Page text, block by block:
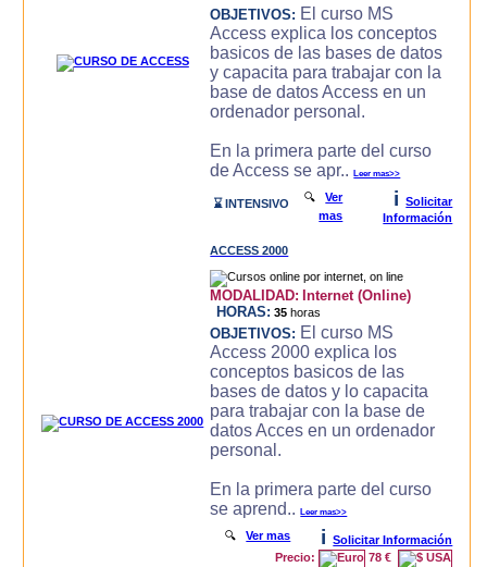
OBJETIVOS: El curso MS
Access explica los conceptos
basicos de las bases de datos
y capacita para trabajar con la
base de datos Access en un
ordenador personal.
En la primera parte del curso
de Access se apr..Leer mas>>
⌛ INTENSIVO 🔍Ver
mas
i
Solicitar
Información
ACCESS 2000
MODALIDAD: Internet (Online)
HORAS: 35 horas
OBJETIVOS: El curso MS
Access 2000 explica los
conceptos basicos de las
bases de datos y lo capacita
para trabajar con la base de
datos Acces en un ordenador
personal.
En la primera parte del curso
se aprend..Leer mas>>
🔍Ver mas i
Solicitar Información
Precio:
78 €